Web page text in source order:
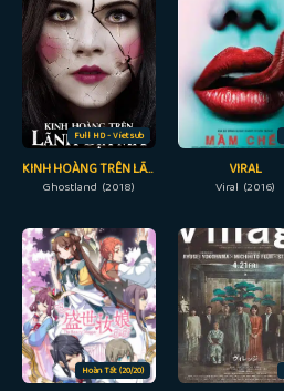
Full HD - Vietsub
KINH HOÀNG TRÊN LÃNH ĐỊA MA
Ghostland (2018)
VIRAL
Viral (2016)
Hoàn Tất (20/20)